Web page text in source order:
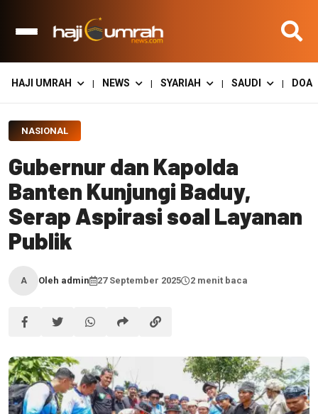
HAJI UMRAH | NEWS | SYARIAH | SAUDI | DOA
NASIONAL
Gubernur dan Kapolda
Banten Kunjungi Baduy,
Serap Aspirasi soal Layanan
Publik
A Oleh admin 27 September 2025 2 menit baca